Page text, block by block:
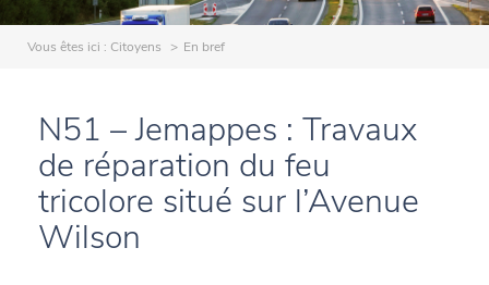
Vous êtes ici : Citoyens En bref
N51 – Jemappes : Travaux
de réparation du feu
tricolore situé sur l’Avenue
Wilson